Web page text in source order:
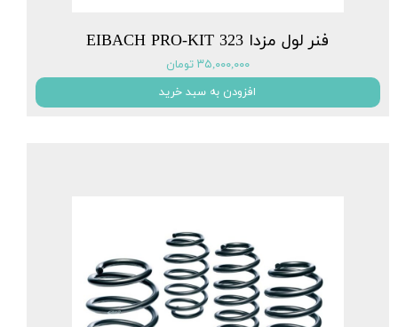
فنر لول مزدا 323 EIBACH PRO-KIT
۳۵,۰۰۰,۰۰۰ تومان
افزودن به سبد خرید